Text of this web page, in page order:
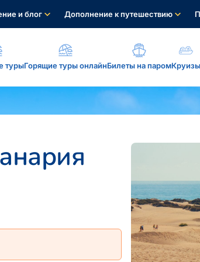
и блог Дополнение к путешествию
турыГорящие туры онлайнБилеты на паромКруизы
reisikaubad.ee, Airalo eSim...